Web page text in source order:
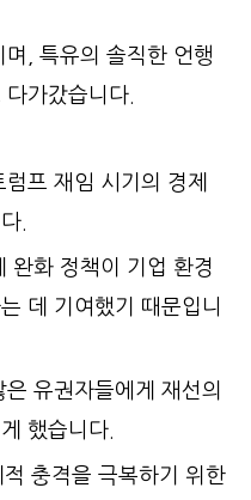
, 특유의 솔직한 언행
가갔습니다.
프 재임 시기의 경제
.
완화 정책이 기업 환경
데 기여했기 때문입니
유권자들에게 재선의
했습니다.
충격을 극복하기 위한